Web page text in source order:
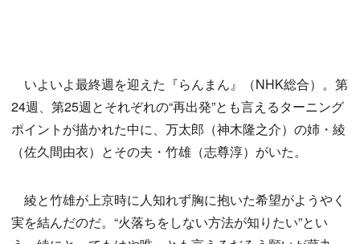
いよいよ最終週を迎えた『らんまん』（NHK総合）。第
24週、第25週とそれぞれの“再出発”とも言えるターニング
ポイントが描かれた中に、万太郎（神木隆之介）の姉・綾
（佐久間由衣）とその夫・竹雄（志尊淳）がいた。
綾と竹雄が上京時に人知れず胸に抱いた希望がようやく
実を結んだのだ。“火落ちをしない方法が知りたい”とい